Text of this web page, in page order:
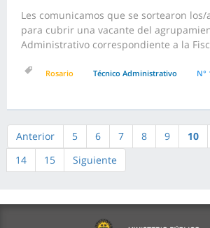
Les comunicamos que se sortearon
para cubrir una vacante del
Administrativo correspondiente a la
Rosario Técnico Administrativo N°
Anterior 5 6 7 8 9 10
14
15 Siguiente